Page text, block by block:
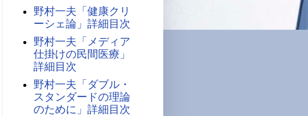
野村一夫「健康クリ
ーシェ論」詳細目次
野村一夫「メディア
仕掛けの民間医療」
詳細目次
野村一夫「ダブル・
スタンダードの理論
のために」詳細目次